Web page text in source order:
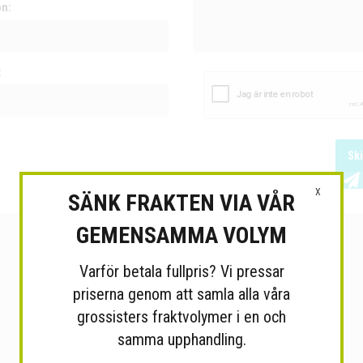
X
SÄNK FRAKTEN VIA VÅR
GEMENSAMMA VOLYM
Varför betala fullpris? Vi pressar
priserna genom att samla alla våra
grossisters fraktvolymer i en och
samma upphandling.